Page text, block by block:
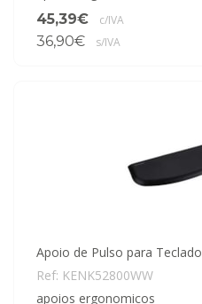
45,39€
c/IVA
36,90€ s/IVA
Apoio de Pulso para Teclado
Ref: KENK52800WW
apoios ergonomicos